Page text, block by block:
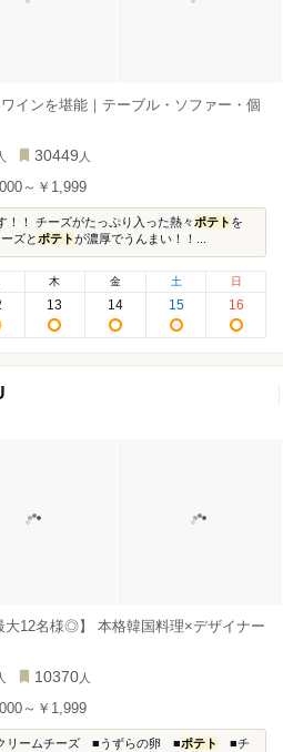
インを堪能｜テーブル・ソファー・個
30449 人
～￥1,999
！！ チーズがたっぷり入った熱々 ポテト を
ズと ポテトが濃厚でうんまい！！...
木
13
金
14
土
15
日
16
大12名様◎】 本格韓国料理×デザイナー
10370 人
～￥1,999
リームチーズ ■うずらの卵 ■ポテト
■チ